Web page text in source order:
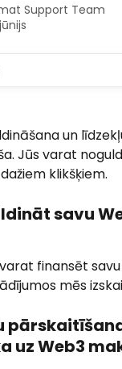
Support Team
un
Jūs varat
klikšķiem.
savu
finansēt
mēs
uz Web3